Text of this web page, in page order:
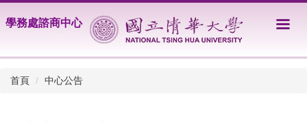
到
容
學務處諮商中心
首頁 中心公告